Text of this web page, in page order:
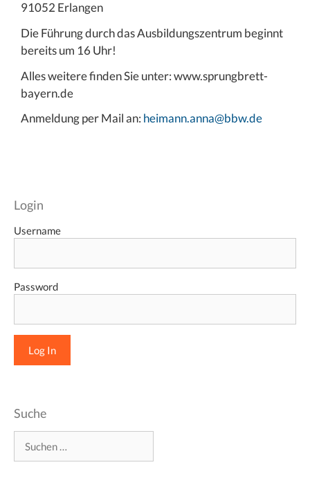
91052 Erlangen
Die Führung durch das Ausbildungszentrum beginnt
bereits um 16 Uhr!
Alles weitere finden Sie unter: www.sprungbrett-
bayern.de
Anmeldung per Mail an:heimann.anna@bbw.de
Login
Username
Password
Suche
nach: